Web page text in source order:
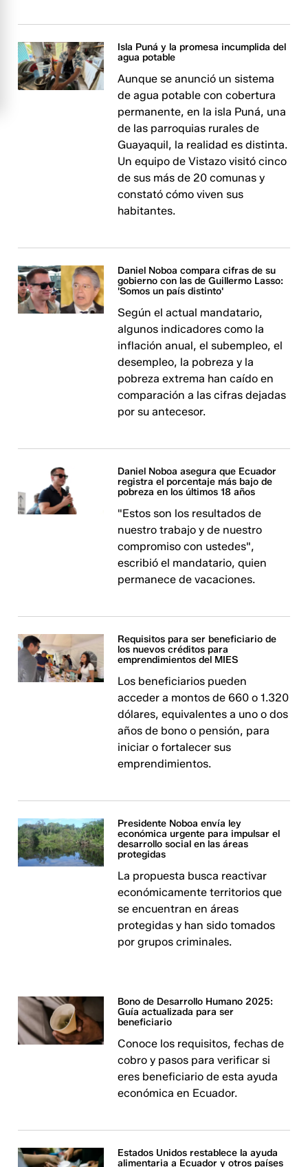
Isla Puná y la promesa incumplida del
agua potable
Aunque se anunció un sistema
de agua potable con cobertura
permanente, en la isla Puná, una
de las parroquias rurales de
Guayaquil, la realidad es distinta.
Un equipo de Vistazo visitó cinco
de sus más de 20 comunas y
constató cómo viven sus
habitantes.
Daniel Noboa compara cifras de su
gobierno con las de Guillermo Lasso:
'Somos un país distinto'
Según el actual mandatario,
algunos indicadores como la
inflación anual, el subempleo, el
desempleo, la pobreza y la
pobreza extrema han caído en
comparación a las cifras dejadas
por su antecesor.
Daniel Noboa asegura que Ecuador
registra el porcentaje más bajo de
pobreza en los últimos 18 años
"Estos son los resultados de
nuestro trabajo y de nuestro
compromiso con ustedes",
escribió el mandatario, quien
permanece de vacaciones.
Requisitos para ser beneficiario de
los nuevos créditos para
emprendimientos del MIES
Los beneficiarios pueden
acceder a montos de 660 o 1.320
dólares, equivalentes a uno o dos
años de bono o pensión, para
iniciar o fortalecer sus
emprendimientos.
Presidente Noboa envía ley
económica urgente para impulsar el
desarrollo social en las áreas
protegidas
La propuesta busca reactivar
económicamente territorios que
se encuentran en áreas
protegidas y han sido tomados
por grupos criminales.
Bono de Desarrollo Humano 2025:
Guía actualizada para ser
beneficiario
Conoce los requisitos, fechas de
cobro y pasos para verificar si
eres beneficiario de esta ayuda
económica en Ecuador.
Estados Unidos restablece la ayuda
alimentaria a Ecuador y otros países